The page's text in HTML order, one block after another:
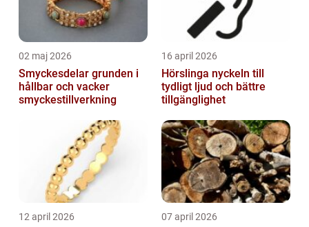
02 maj 2026
Smyckesdelar grunden i
hållbar och vacker
smyckestillverkning
16 april 2026
Hörslinga nyckeln till
tydligt ljud och bättre
tillgänglighet
12 april 2026 07 april 2026